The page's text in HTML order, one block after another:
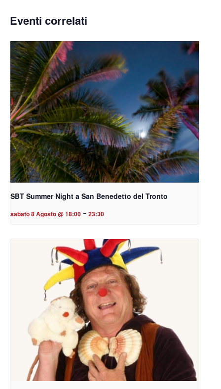
Eventi correlati
SBT Summer Night a San Benedetto del Tronto
sabato 8 Agosto @ 18:00 - 23:30